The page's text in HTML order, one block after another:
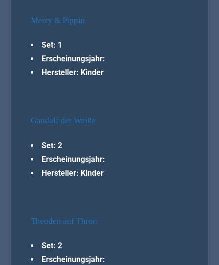
Merry & Pippin
Set: 1
Erscheinungsjahr:
Hersteller: Kinder
Gandalf der Weiße
Set: 2
Erscheinungsjahr:
Hersteller: Kinder
Theoden auf Thron
Set: 2
Erscheinungsjahr: